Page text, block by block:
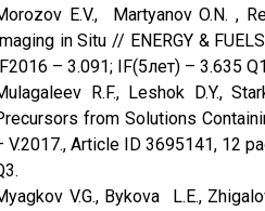
E.V., Martyanov O.N. ,
in Situ // ENERGY &
– 3.091; IF(5лет) – 3.635
R.F., Leshok D.Y.,
from Solutions
V.2017., Article ID 3695141, 12
V.G., Bykova L.E.,